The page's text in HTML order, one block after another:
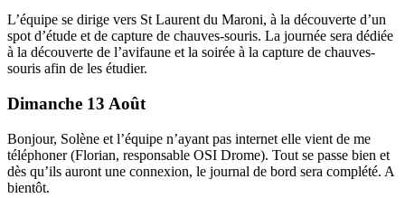
L’équipe se dirige vers St Laurent du Maroni, à la découverte d’un
spot d’étude et de capture de chauves-souris. La journée sera dédiée
à la découverte de l’avifaune et la soirée à la capture de chauves-
souris afin de les étudier.
Dimanche 13 Août
Bonjour, Solène et l’équipe n’ayant pas internet elle vient de me
téléphoner (Florian, responsable OSI Drome). Tout se passe bien et
dès qu’ils auront une connexion, le journal de bord sera complété. A
bientôt.